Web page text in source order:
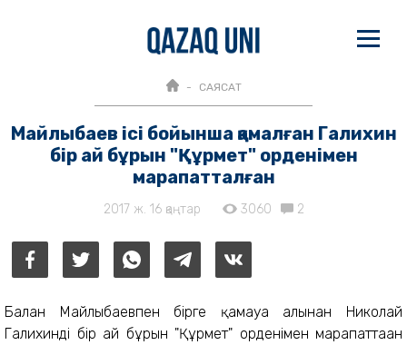
САЯСАТ
Майлыбаев ісі бойынша қамалған Галихин
бір ай бұрын "Құрмет" орденімен
марапатталған
2017 ж. 16 қаңтар 3060 2
Бағлан Майлыбаевпен бірге қамауға алынған Николай
Галихинді бір ай бұрын "Құрмет" орденімен марапаттаған